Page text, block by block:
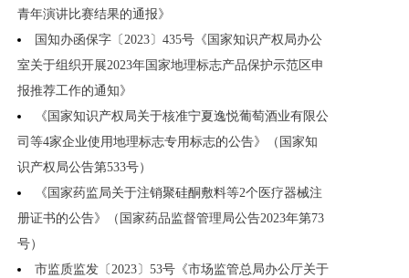
青年演讲比赛结果的通报》
国知办函保字〔2023〕435号《国家知识产权局办公
室关于组织开展2023年国家地理标志产品保护示范区申
报推荐工作的通知》
《国家知识产权局关于核准宁夏逸悦葡萄酒业有限公
司等4家企业使用地理标志专用标志的公告》（国家知
识产权局公告第533号）
《国家药监局关于注销聚硅酮敷料等2个医疗器械注
册证书的公告》（国家药品监督管理局公告2023年第73
号）
市监质监发〔2023〕53号《市场监管总局办公厅关于